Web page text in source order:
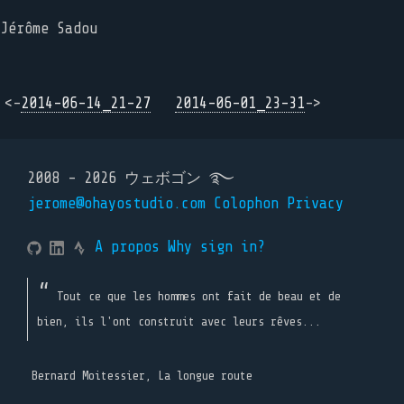
Jérôme Sadou
<-2014-06-14_21-27 2014-06-01_23-31->
2008 - 2026 ウェボゴン ࿐
jerome@ohayostudio.com Colophon Privacy
A propos Why sign in?
Tout ce que les hommes ont fait de beau et de
bien, ils l'ont construit avec leurs rêves...
Bernard Moitessier, La longue route